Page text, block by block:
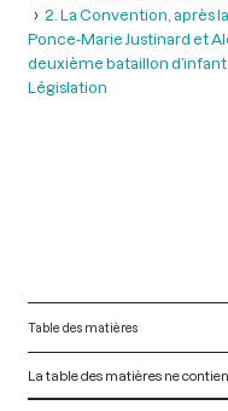
2. La Convention, après
Ponce-Marie Justinard et
deuxième bataillon
Législation
Table des matières
La table des matières ne